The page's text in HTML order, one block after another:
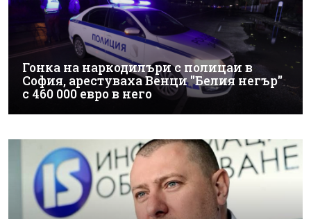
Гонка на наркодилъри с полицаи в
София, арестуваха Венци "Белия негър"
с 460 000 евро в него